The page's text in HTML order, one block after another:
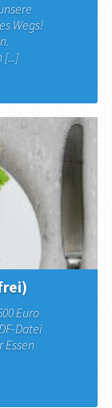
Wegs!
[...]
Euro
Datei
Essen